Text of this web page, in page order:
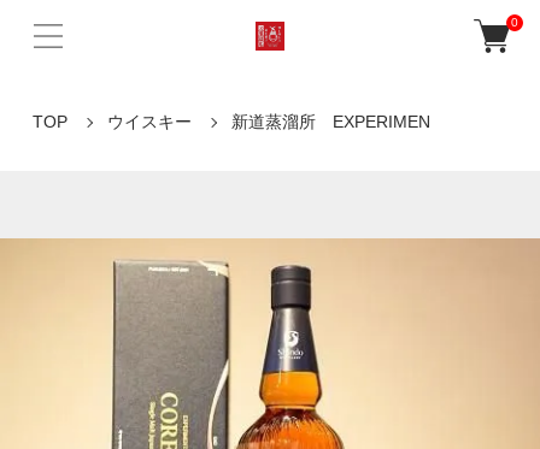
0
TOP ウイスキー 新道蒸溜所 EXPERIMEN